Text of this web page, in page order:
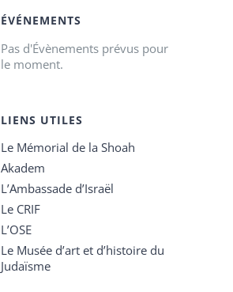
ÉVÉNEMENTS
Pas d'Évènements prévus pour
le moment.
LIENS UTILES
Le Mémorial de la Shoah
Akadem
L’Ambassade d’Israël
Le CRIF
L’OSE
Le Musée d’art et d’histoire du
Judaïsme